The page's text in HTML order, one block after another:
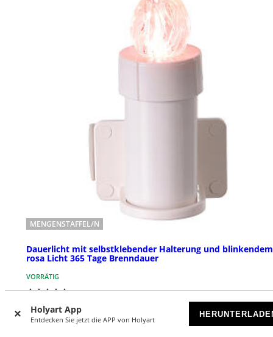
Holyart App
Entdecken Sie jetzt die APP von Holyart
MENGENSTAFFEL/N
Dauerlicht mit selbstklebender Halterung und blinkendem
rosa Licht 365 Tage Brenndauer
VORRÄTIG
Ab € 15,70